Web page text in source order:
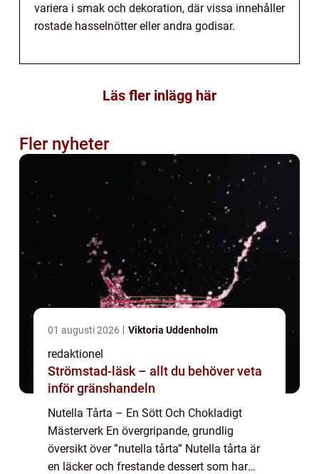
variera i smak och dekoration, där vissa innehåller
rostade hasselnötter eller andra godisar.
Läs fler inlägg här
Fler nyheter
01 augusti 2026 Viktoria Uddenholm
redaktionel
Strömstad-läsk – allt du behöver veta
inför gränshandeln
Nutella Tårta – En Sött Och Chokladigt
Mästerverk En övergripande, grundlig
översikt över ”nutella tårta” Nutella tårta är
en läcker och frestande dessert som har